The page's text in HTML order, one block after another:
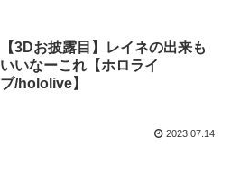
【3Dお披露目】レイネの出来も
いいなーこれ【ホロライ
ブ/hololive】
2023.07.14